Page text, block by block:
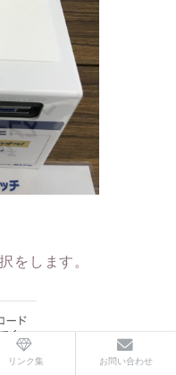
をします。
リンク集 お問い合わせ